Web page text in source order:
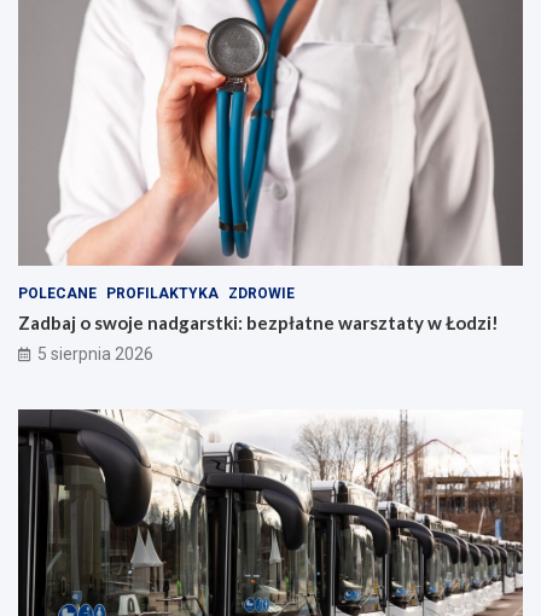
POLECANE PROFILAKTYKA ZDROWIE
Zadbaj o swoje nadgarstki: bezpłatne warsztaty w Łodzi!
5 sierpnia 2026